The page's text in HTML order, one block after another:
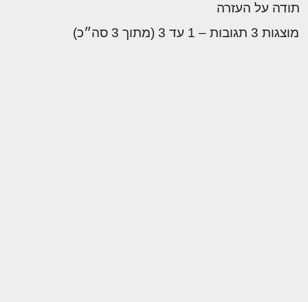
תודה על העזרה
מוצגות 3 תגובות – 1 עד 3 (מתוך 3 סה״כ)